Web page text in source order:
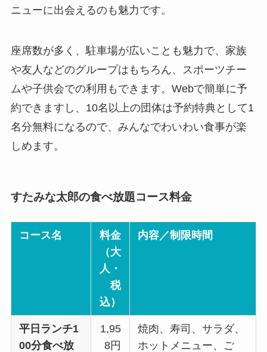
ニューに出会えるのも魅力です。
座席数が多く、駐車場が広いことも魅力で、家族
や友人などのグループはもちろん、スポーツチー
ムや子供会での利用もできます。Webで簡単に予
約できますし、10名以上の団体は予約特典として1
名分無料になるので、みんなでわいわい食事が楽
しめます。
すたみな太郎の食べ放題コース料金
コース名
料金
（大
人・
税
込）
内容／制限時間
平日ランチ1
00分食べ放
1,95
8円
焼肉、寿司、サラダ、
ホットメニュー、ご